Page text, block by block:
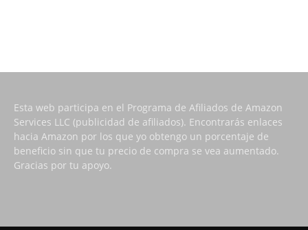
Esta web participa en el Programa de Afiliados de Amazon
Services LLC (publicidad de afiliados). Encontrarás enlaces
hacia Amazon por los que yo obtengo un porcentaje de
beneficio sin que tu precio de compra se vea aumentado.
Gracias por tu apoyo.